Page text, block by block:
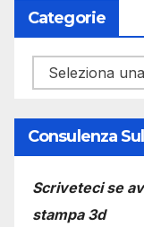
Categorie
Categorie
Consulenza
Scriveteci se
stampa 3d